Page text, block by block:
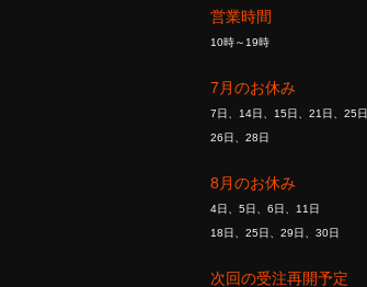
営業時間
10時～19時
7月のお休み
7日、14日、15日、21日、25日
26日、28日
8月のお休み
4日、5日、6日、11日
18日、25日、29日、30日
次回の受注再開予定